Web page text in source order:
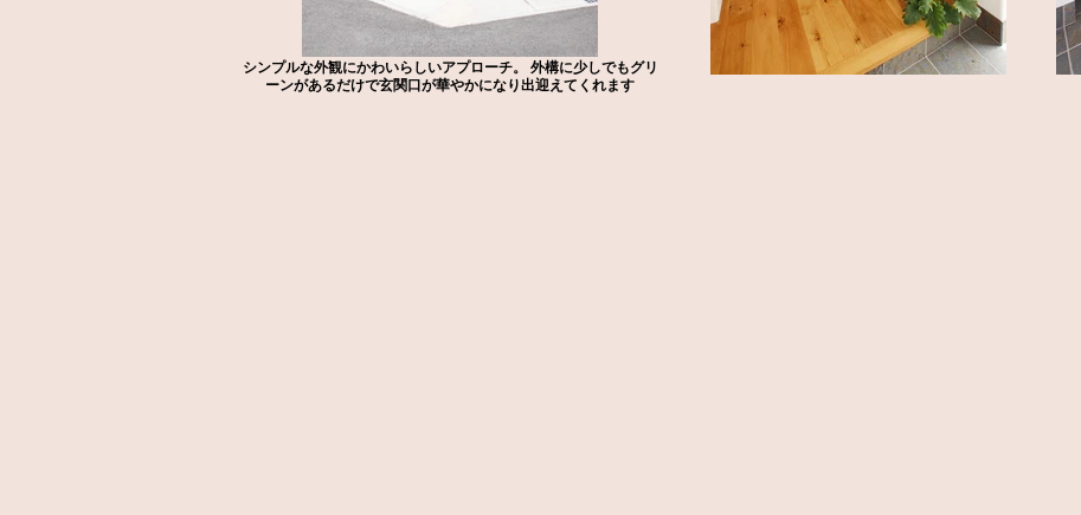
シンプルな外観にかわいらしいアプローチ。 外構に少しでもグリ
ーンがあるだけで玄関口が華やかになり出迎えてくれます